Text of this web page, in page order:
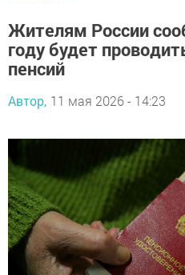
Жителям России
году будет
пенсий
Автор, 11 мая 2026 - 14:23